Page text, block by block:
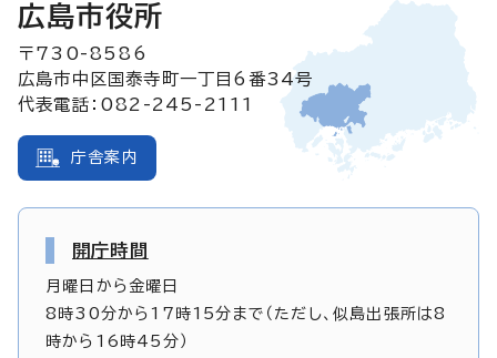
広島市役所
〒730-8586
広島市中区国泰寺町一丁目6番34号
代表電話：082-245-2111
庁舎案内
開庁時間
月曜日から金曜日
8時30分から17時15分まで（ただし、似島出張所は8
時から16時45分）